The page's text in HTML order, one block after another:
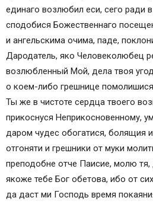
единаго возлюбил еси, сего ради
сподобися Божественнаго
и ангельскима очима, паде,
Дародатель, яко Человеколюбец
возлюбленный Мой, дела твоя
о коем-либо грешнице
Ты же в чистоте сердца твоего
прикоснуся Неприкосновенному,
даром чудес обогатися, болящия
отгоняти и грешники от муки
преподобне отче Паисие, молю
якоже тебе Бог обетова, ибо от
да даст ми Господь время